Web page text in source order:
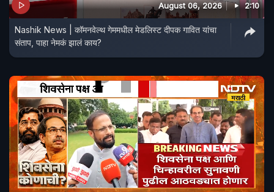
August 06, 2026 2:10
Nashik News | कॉमनवेल्थ गेममधील मेडलिस्ट दीपक गावित यांचा
संताप, पाहा नेमकं झालं काय?